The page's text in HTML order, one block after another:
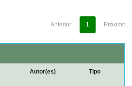
Anterior 1 Próximo
Autor(es) Tipo